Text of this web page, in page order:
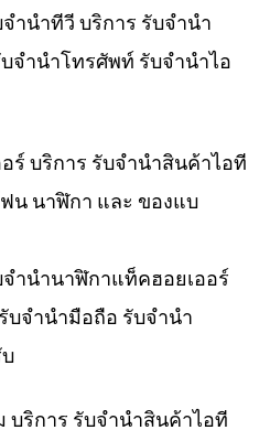
ำนำทีวี บริการ รับจำนำ
จำนำโทรศัพท์ รับจำนำไอ
ร์ บริการ รับจำนำสินค้าไอที
น นาฬิกา และ ของแบ
ำนำนาฬิกาแท็คฮอยเออร์
บจำนำมือถือ รับจำนำ
บริการ รับจำนำสินค้าไอที